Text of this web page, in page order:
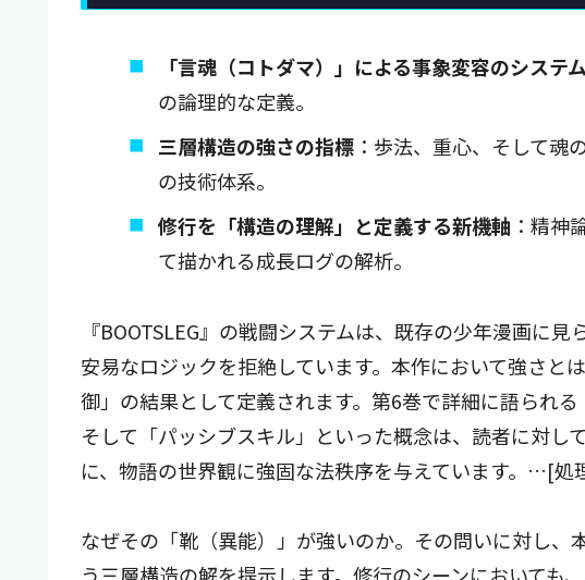
「言魂（コトダマ）」による事象変容のシステム
の論理的な定義。
三層構造の強さの指標：歩法、重心、そして魂
の技術体系。
修行を「構造の理解」と定義する新機軸 ：精神
て描かれる成長ログの解析。
『BOOTSLEG』の戦闘システムは、既存の少年漫画に
安易なロジックを拒絶しています。本作において強さと
御」の結果として定義されます。第6巻で詳細に語られ
そして「パッシブスキル」といった概念は、読者に対し
に、物語の世界観に強固な法秩序を与えています。…[
なぜその「靴（異能）」が強いのか。その問いに対し、